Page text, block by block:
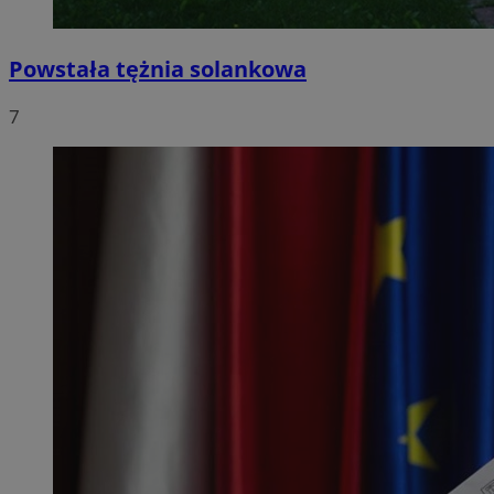
Powstała tężnia solankowa
7